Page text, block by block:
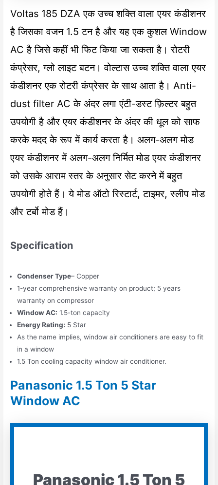
Voltas 185 DZA एक उच्च शक्ति वाला एयर कंडीशनर
है जिसका वजन 1.5 टन है और यह एक कुशल Window
AC है जिसे कहीं भी फिट किया जा सकता है। रोटरी
कंप्रेसर, ग्लो लाइट बटन। वोल्टास उच्च शक्ति वाला एयर
कंडीशनर एक रोटरी कंप्रेसर के साथ आता है। Anti-
dust filter AC के अंदर लगा एंटी-डस्ट फ़िल्टर बहुत
उपयोगी है और एयर कंडीशनर के अंदर की धूल को साफ
करके मदद के रूप में कार्य करता है। अलग-अलग मोड
एयर कंडीशनर में अलग-अलग निर्मित मोड एयर कंडीशनर
को उसके आराम स्तर के अनुसार सेट करने में बहुत
उपयोगी होते हैं। ये मोड ऑटो रिस्टार्ट, टाइमर, स्लीप मोड
और टर्बो मोड हैं।
Specification
Condenser Type– Copper
1-year comprehensive warranty on product; 5 years
warranty on compressor
Window AC: 1.5-ton capacity
Energy Rating: 5 Star
As the name implies, window air conditioners are easy to fit
in a window
1.5 Ton cooling capacity window air conditioner.
Panasonic 1.5 Ton 5 Star
Window AC
Panasonic 1.5 Ton 5